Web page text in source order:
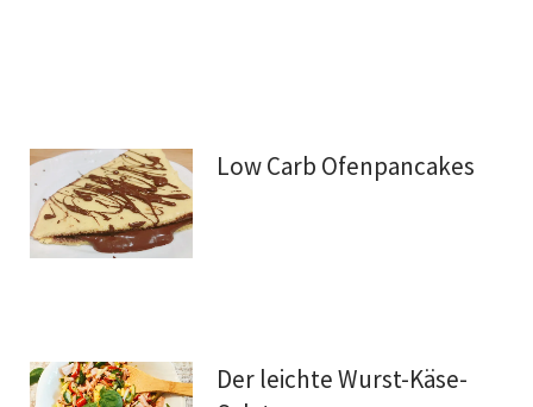
Low Carb Ofenpancakes
Der leichte Wurst-Käse-